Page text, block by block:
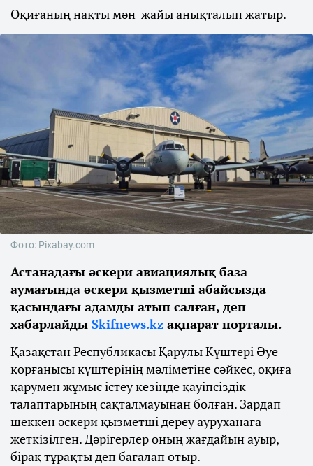
Оқиғаның нақты мән-жайы анықталып жатыр.
Фото: Pixabay.com
Астанадағы әскери авиациялық база
аумағында әскери қызметші абайсызда
қасындағы адамды атып салған, деп
хабарлайды Skifnews.kz ақпарат порталы.
Қазақстан Республикасы Қарулы Күштері Әуе
қорғанысы күштерінің мәліметіне сәйкес, оқиға
қарумен жұмыс істеу кезінде қауіпсіздік
талаптарының сақталмауынан болған. Зардап
шеккен әскери қызметші дереу ауруханаға
жеткізілген. Дәрігерлер оның жағдайын ауыр,
бірақ тұрақты деп бағалап отыр.